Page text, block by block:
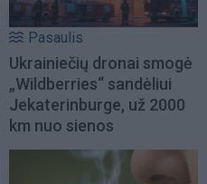
Pasaulis
Ukrainiečių dronai smogė
„Wildberries“ sandėliui
Jekaterinburge, už 2000
km nuo sienos